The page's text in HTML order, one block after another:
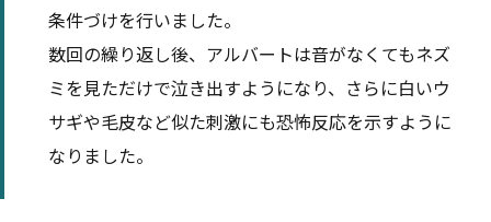
条件づけを行いました。
数回の繰り返し後、アルバートは音がなくてもネズ
ミを見ただけで泣き出すようになり、さらに白いウ
サギや毛皮など似た刺激にも恐怖反応を示すように
なりました。